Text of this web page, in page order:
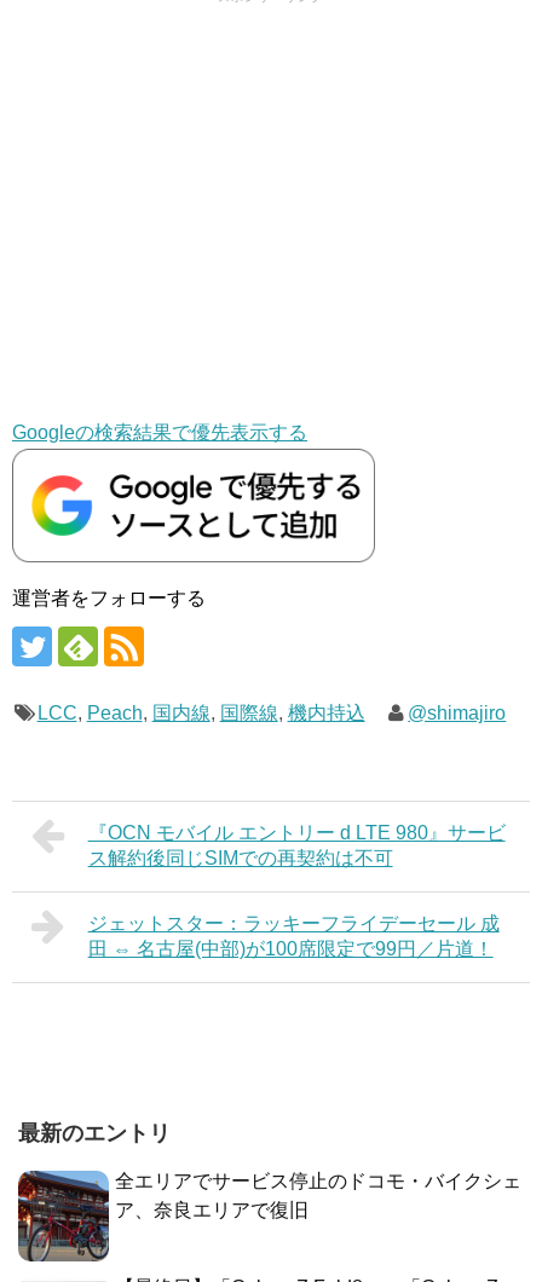
Googleの検索結果で優先表示する
運営者をフォローする
LCC, Peach, 国内線, 国際線, 機内持込 @shimajiro
『OCN モバイル エントリー d LTE 980』サービ
ス解約後同じSIMでの再契約は不可
ジェットスター：ラッキーフライデーセール 成
田 ⇔ 名古屋(中部)が100席限定で99円／片道！
最新のエントリ
全エリアでサービス停止のドコモ・バイクシェ
ア、奈良エリアで復旧